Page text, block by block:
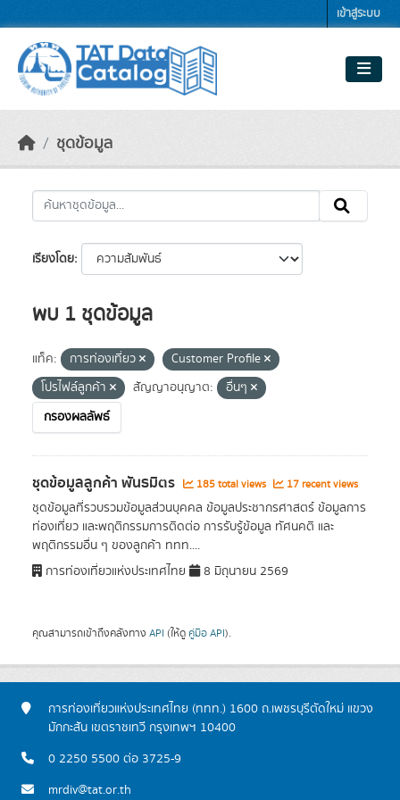
เข้าสู่ระบบ
ชุดข้อมูล
เรียงโดย
พบ 1 ชุดข้อมูล
แท็ค: การท่องเที่ยว
Customer Profile
โปรไฟล์ลูกค้า
สัญญาอนุญาต:
อื่นๆ
กรองผลลัพธ์
ชุดข้อมูลลูกค้า พันธมิตร 185 total views 17 recent views
ชุดข้อมูลที่รวบรวมข้อมูลส่วนบุคคล ข้อมูลประชากรศาสตร์ ข้อมูลการ
ท่องเที่ยว และพฤติกรรมการติดต่อ การรับรู้ข้อมูล ทัศนคติ และ
พฤติกรรมอื่น ๆ ของลูกค้า ททท....
การท่องเที่ยวแห่งประเทศไทย
8 มิถุนายน 2569
คุณสามารถเข้าถึงคลังทาง API (ให้ดู คู่มือ API).
การท่องเที่ยวแห่งประเทศไทย (ททท.) 1600 ถ.เพชรบุรีตัดใหม่ แขวง
มักกะสัน เขตราชเทวี กรุงเทพฯ 10400
0 2250 5500 ต่อ 3725-9
mrdiv@tat.or.th